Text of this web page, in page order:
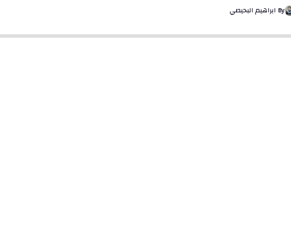
By ابراهيم البحيصي